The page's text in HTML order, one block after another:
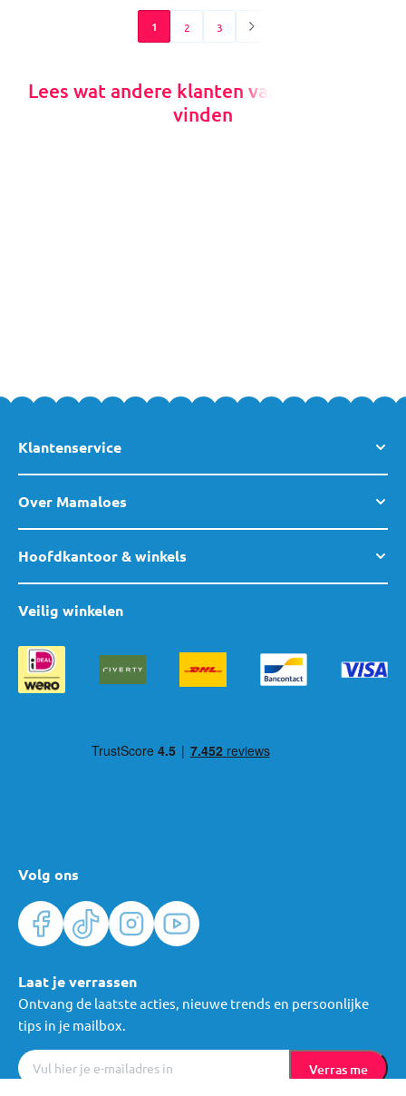
1 2 3
Lees wat andere klanten van MamaLoes
vinden
Klantenservice
Over Mamaloes
Hoofdkantoor & winkels
Volg ons
Veilig winkelen
Laat je verrassen
Ontvang de laatste acties, nieuwe trends en persoonlijke
tips in je mailbox.
Verras me